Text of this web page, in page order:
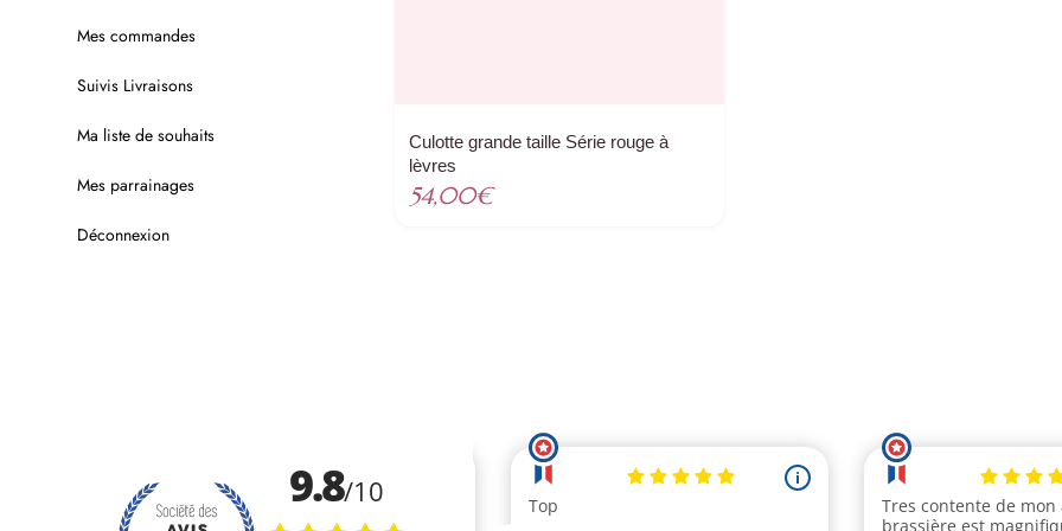
Culotte grande taille Série rouge à
lèvres
54,00€
Mes commandes
Suivis Livraisons
Ma liste de souhaits
Mes parrainages
Déconnexion